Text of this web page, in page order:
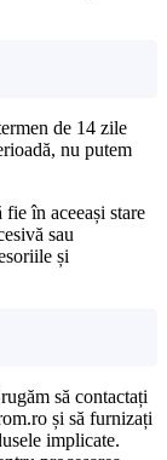
de 14 zile
nu putem
fie în aceeași stare
sau
și
să contactați
și să furnizați
implicate.